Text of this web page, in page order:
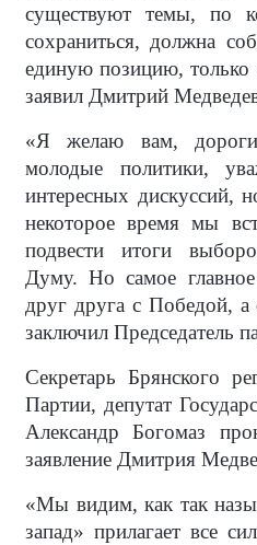
существуют темы, по
сохраниться, должна
единую позицию, только
заявил Дмитрий
«Я желаю вам,
молодые политики,
интересных дискуссий,
некоторое время мы
подвести итоги
Думу. Но самое
друг друга с Победой,
заключил Председатель
Секретарь Брянского
Партии, депутат
Александр Богомаз
заявление Дмитрия
«Мы видим, как так
запад» прилагает все